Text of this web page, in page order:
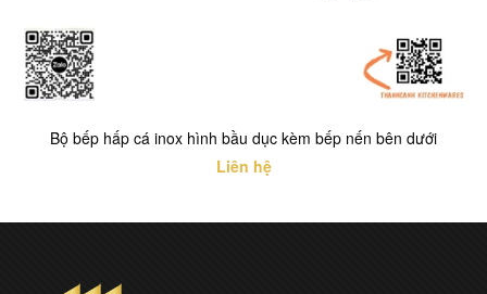
Bộ bếp hấp cá inox hình bầu dục kèm bếp nến bên dưới
Liên hệ